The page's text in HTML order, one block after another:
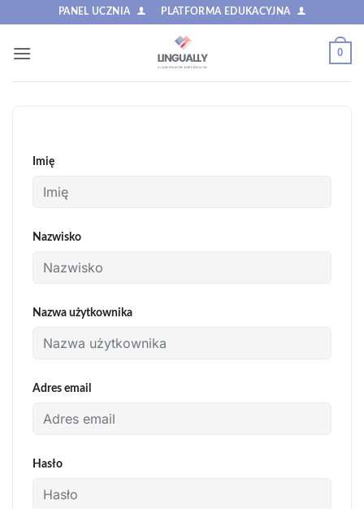
zawartości
PANEL UCZNIA PLATFORMA EDUKACYJNA
0
Imię
Nazwisko
Nazwa użytkownika
Adres email
Hasło